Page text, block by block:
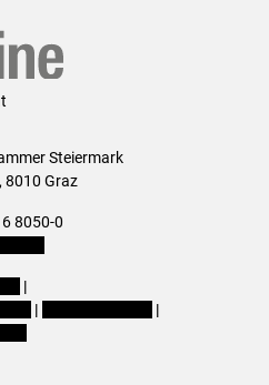
Steiermark
8010 Graz
8050-0
|
|
|